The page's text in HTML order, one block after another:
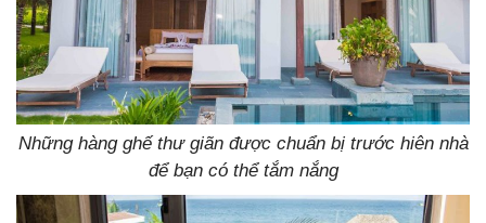
Những hàng ghế thư giãn được chuẩn bị trước hiên nhà
để bạn có thể tắm nắng